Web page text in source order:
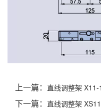
上一篇： 直线调整架 X11-
下一篇： 直线调整架